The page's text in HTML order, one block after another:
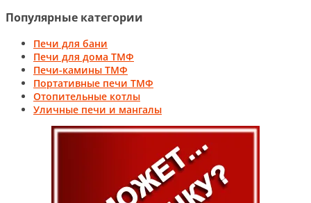
Популярные категории
Печи для бани
Печи для дома ТМФ
Печи-камины ТМФ
Портативные печи ТМФ
Отопительные котлы
Уличные печи и мангалы